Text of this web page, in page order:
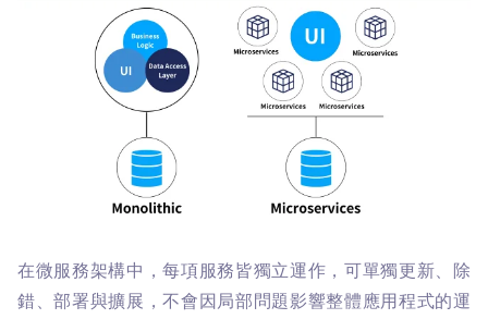
在微服務架構中，每項服務皆獨立運作，可單獨更新、除
錯、部署與擴展，不會因局部問題影響整體應用程式的運